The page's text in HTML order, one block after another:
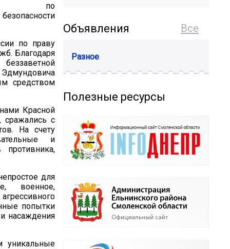
по
по праву
Благодаря
средством
Красной
с
На счету
и
противника,
для
военное,
попытки
насаждения
уникальные
Все
Объявления
Разное
Полезные ресурсы